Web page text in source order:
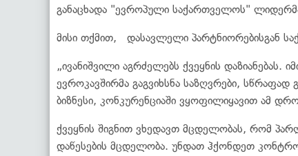
განაცხადა "ევროპული საქართველოს"
მისი თქმით, დასავლელი პარტნიორებისგან
„ივანიშვილი აგრძელებს ქვეყნის
ევროკავშირმა გაგვიხსნა საზღვრები,
ბიზნესი, კონკურენციაში ვყოფილიყავით ამ
ქვეყნის შიგნით ვხედავთ მცდელობას, რომ
დაწესების მცდელობა. უნდათ ჰქონდეთ